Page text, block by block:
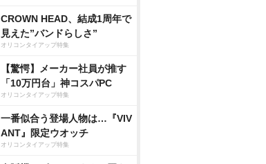
CROWN HEAD、結成1周年で
見えた”バンドらしさ”
オリコンタイアップ特集
【驚愕】メーカー社員が推す
「10万円台」神コスパPC
オリコンタイアップ特集
一番似合う登場人物は…『VIV
ANT』限定ウオッチ
オリコンタイアップ特集